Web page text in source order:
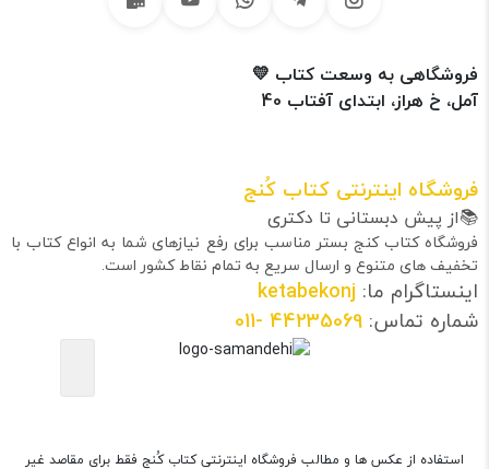
فروشگاهی به وسعت کتاب 💛
آمل، خ هراز، ابتدای آفتاب 40
فروشگاه اینترنتی کتاب کُنج
📚از پیش دبستانی تا دکتری
فروشگاه کتاب کنج بستر مناسب برای رفع نیازهای شما به انواع کتاب با
تخفیف های متنوع و ارسال سریع به تمام نقاط کشور است.
اینستاگرام ما: ketabekonj
شماره تماس: 44235069
-011
استفاده از عکس ها و مطالب فروشگاه اینترنتی کتاب کُنج فقط برای مقاصد غیر